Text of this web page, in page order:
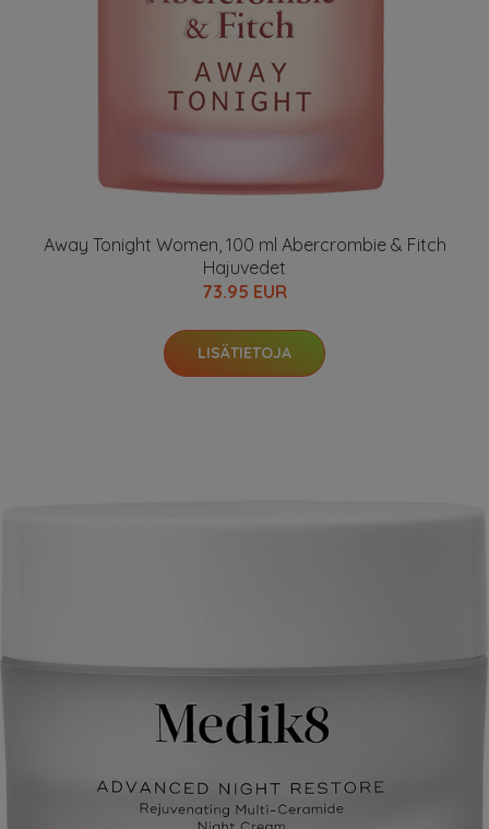
Away Tonight Women, 100 ml Abercrombie & Fitch
Hajuvedet
73.95 EUR
LISÄTIETOJA